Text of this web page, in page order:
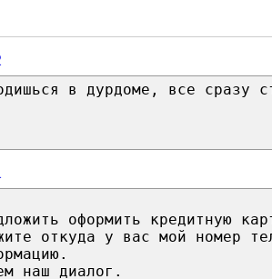
в дурдоме, все сразу
оформить кредитную
откуда у вас мой номер
наш диалог.